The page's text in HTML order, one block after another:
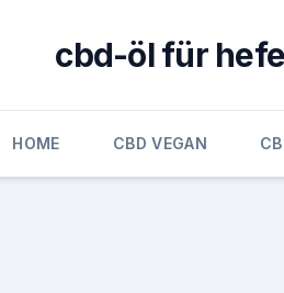
cbd-öl für
HOME CBD VEGAN